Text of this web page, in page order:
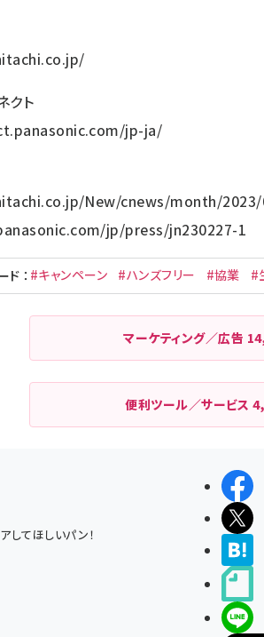
クト
jp-ja/
New/cnews/month/
jp/press/jn230227-1
ド ： #キャンペーン #ハンズフリー #協業 #
マーケティング／広告
便利ツール／サービス
してほしいパン！